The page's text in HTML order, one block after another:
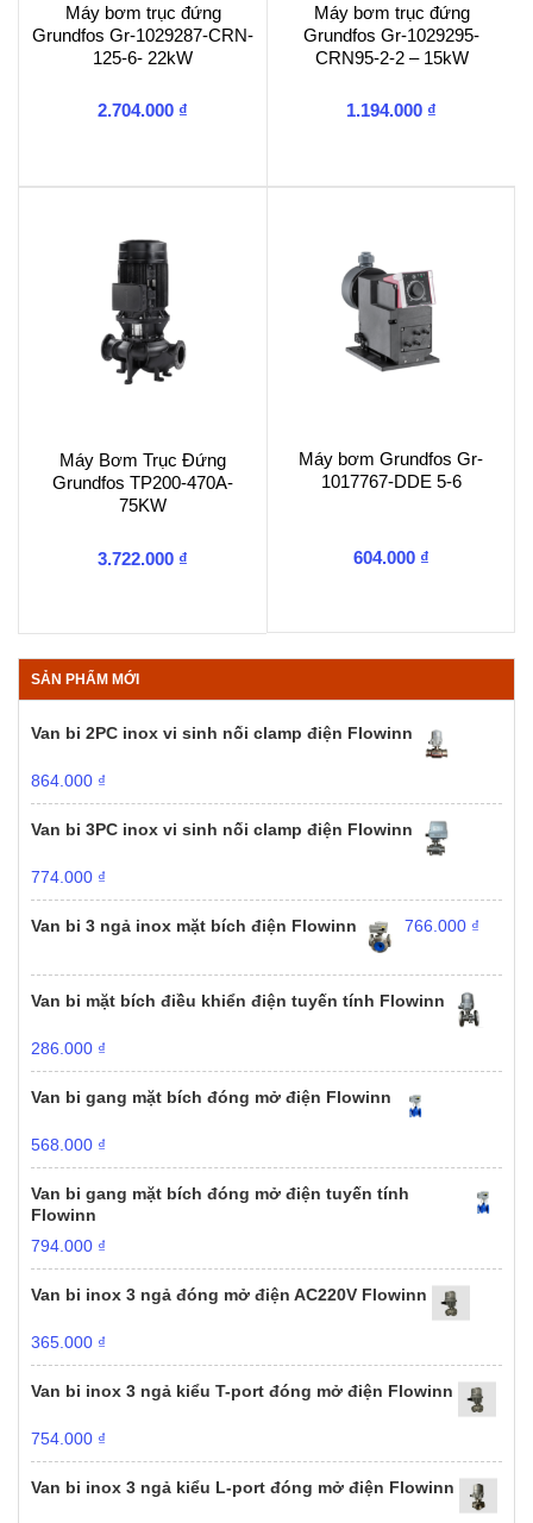
Máy bơm trục đứng
Grundfos Gr-1029287-CRN-
125-6- 22kW
2.704.000 ₫
Máy bơm trục đứng
Grundfos Gr-1029295-
CRN95-2-2 – 15kW
1.194.000 ₫
Máy Bơm Trục Đứng
Grundfos TP200-470A-
75KW
3.722.000 ₫
Máy bơm Grundfos Gr-
1017767-DDE 5-6
604.000 ₫
SẢN PHẨM MỚI
Van bi 2PC inox vi sinh nối clamp điện Flowinn
864.000 ₫
Van bi 3PC inox vi sinh nối clamp điện Flowinn
774.000 ₫
Van bi 3 ngả inox mặt bích điện Flowinn 766.000 ₫
Van bi mặt bích điều khiển điện tuyến tính Flowinn
286.000 ₫
Van bi gang mặt bích đóng mở điện Flowinn
568.000 ₫
Van bi gang mặt bích đóng mở điện tuyến tính
Flowinn
794.000 ₫
Van bi inox 3 ngả đóng mở điện AC220V Flowinn
365.000 ₫
Van bi inox 3 ngả kiểu T-port đóng mở điện Flowinn
754.000 ₫
Van bi inox 3 ngả kiểu L-port đóng mở điện Flowinn